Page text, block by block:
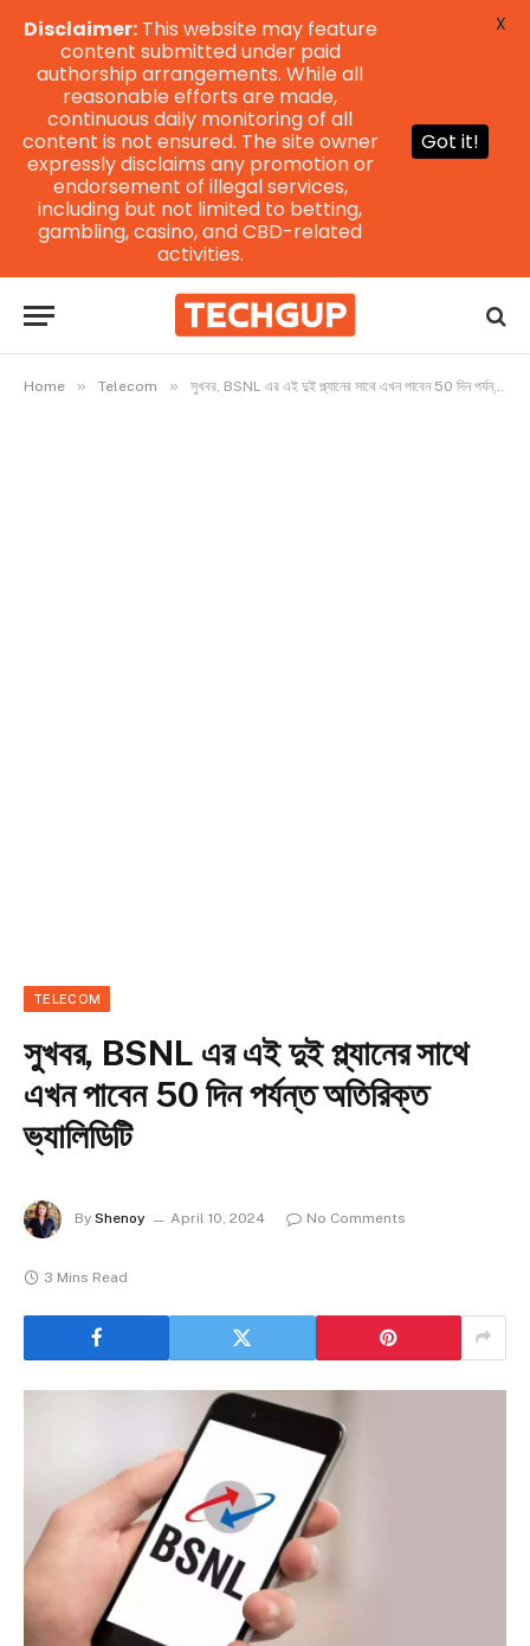
Home » Telecom » সুখবর, BSNL এর এই দুই প্ল্যানের সাথে এখন পাবেন 50 দিন পর্যন্ত অতিরিক্ত ভ্যালিডিটি
TELECOM
সুখবর, BSNL এর এই দুই প্ল্যানের সাথে
এখন পাবেন 50 দিন পর্যন্ত অতিরিক্ত
ভ্যালিডিটি
By Shenoy April 10, 2024 No Comments
3 Mins Read
Disclaimer:This website may feature
content submitted under paid
authorship arrangements. While all
reasonable efforts are made,
continuous daily monitoring of all
content is not ensured. The site owner
expressly disclaims any promotion or
endorsement of illegal services,
including but not limited to betting,
gambling, casino, and CBD-related
activities.
Got it!
X